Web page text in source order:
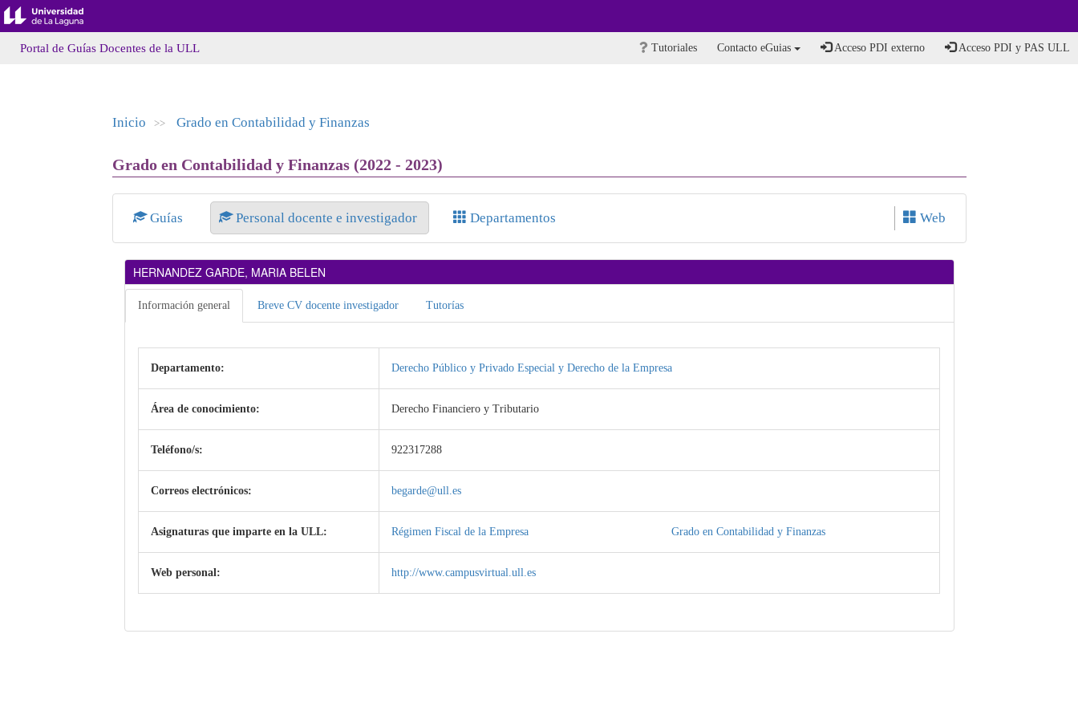
Portal de Guías Docentes de la ULL Tutoriales Contacto eGuias Acceso PDI externo Acceso PDI y PAS ULL
Inicio >> Grado en Contabilidad y Finanzas
Grado en Contabilidad y Finanzas (2022 - 2023)
Guías Personal docente e investigador Departamentos Web
HERNANDEZ GARDE, MARIA BELEN
Información general Breve CV docente investigador Tutorías
Departamento: Derecho Público y Privado Especial y Derecho de la Empresa
Área de conocimiento: Derecho Financiero y Tributario
Teléfono/s: 922317288
Correos electrónicos: begarde@ull.es
Asignaturas que imparte en la ULL: Régimen Fiscal de la Empresa Grado en Contabilidad y Finanzas
Web personal: http://www.campusvirtual.ull.es